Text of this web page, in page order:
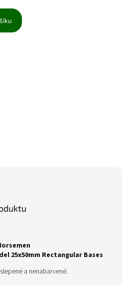
25x50mm Rectangular Bases
a nenabarvené.